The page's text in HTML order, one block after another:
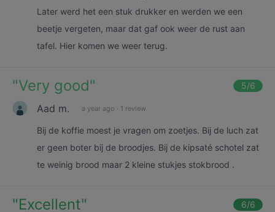
Later werd het een stuk drukker en werden we een
beetje vergeten, maar dat gaf ook weer de rust aan
tafel. Hier komen we weer terug.
"Very good" 5/6
Aad m. a year ago · 1 review
Bij de koffie moest je vragen om zoetjes. Bij de luch zat
er geen boter bij de broodjes. Bij de kipsaté schotel zat
te weinig brood maar 2 kleine stukjes stokbrood .
"Excellent" 6/6